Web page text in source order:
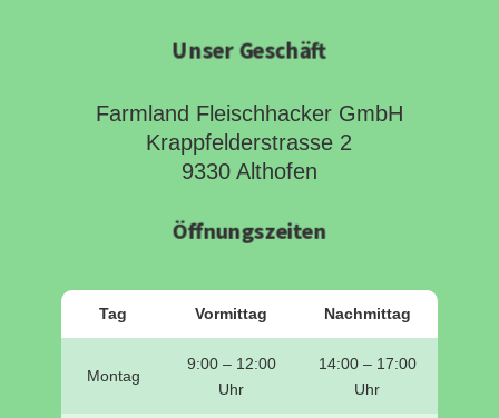
Unser Geschäft
Farmland Fleischhacker GmbH
Krappfelderstrasse 2
9330 Althofen
Öffnungszeiten
Tag Vormittag Nachmittag
Montag
9:00 – 12:00
Uhr
14:00 – 17:00
Uhr